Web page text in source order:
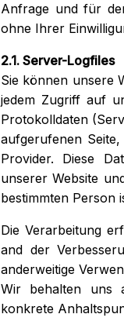
Anfrage und für
ohne Ihrer
2.1. Server-Logfiles
Sie können unsere
jedem Zugriff auf
Protokolldaten
aufgerufenen
Provider. Diese
unserer Website
bestimmten Person
Die Verarbeitung
and der
anderweitige
Wir behalten uns
konkrete